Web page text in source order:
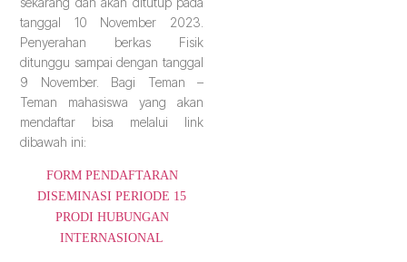
tanggal 10 November 2023.
Penyerahan berkas Fisik
ditunggu sampai dengan tanggal
9 November. Bagi Teman –
Teman mahasiswa yang akan
mendaftar bisa melalui link
dibawah ini:
FORM PENDAFTARAN
DISEMINASI PERIODE 15
PRODI HUBUNGAN
INTERNASIONAL